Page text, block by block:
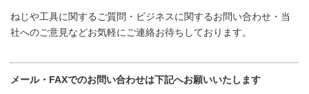
ねじや工具に関するご質問・ビジネスに関するお問い合わせ・当
社へのご意見などお気軽にご連絡お待ちしております。
メール・FAXでのお問い合わせは下記へお願いいたします